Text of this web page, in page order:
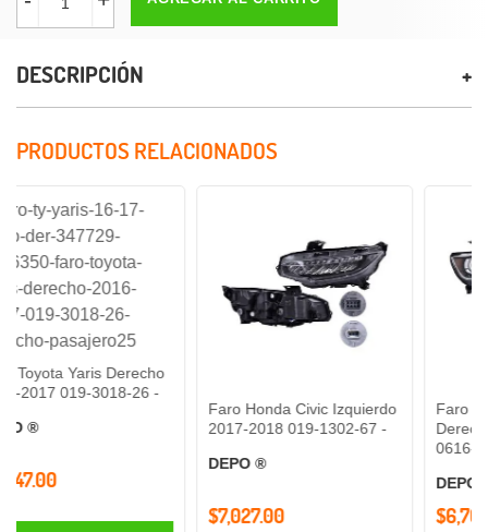
DESCRIPCIÓN
PRODUCTOS RELACIONADOS
Derecho
3018-26 -
Faro Honda Civic Izquierdo
2017-2018 019-1302-67 -
$7,027.00
Faro Chevrolet
Derecho 2016-
$6,761.00